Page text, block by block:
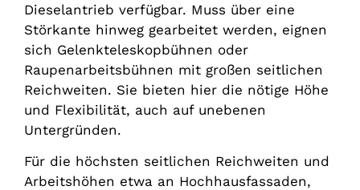
Dieselantrieb verfügbar. Muss über eine
Störkante hinweg gearbeitet werden, eignen
sich Gelenkteleskopbühnen oder
Raupenarbeitsbühnen mit großen seitlichen
Reichweiten. Sie bieten hier die nötige Höhe
und Flexibilität, auch auf unebenen
Untergründen.
Für die höchsten seitlichen Reichweiten und
Arbeitshöhen etwa an Hochhausfassaden,